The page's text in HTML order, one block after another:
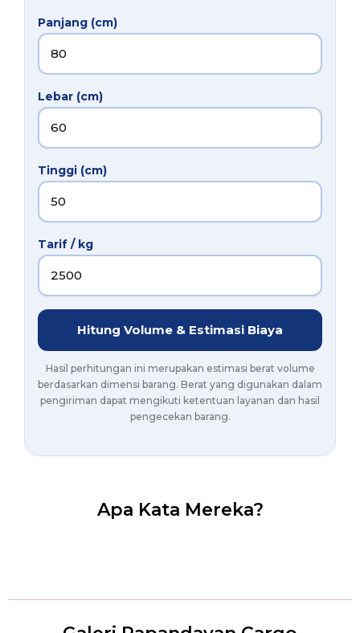
Panjang (cm)
Lebar (cm)
Tinggi (cm)
Tarif / kg
Hitung Volume & Estimasi Biaya
Hasil perhitungan ini merupakan estimasi berat volume
berdasarkan dimensi barang. Berat yang digunakan dalam
pengiriman dapat mengikuti ketentuan layanan dan hasil
pengecekan barang.
Apa Kata Mereka?